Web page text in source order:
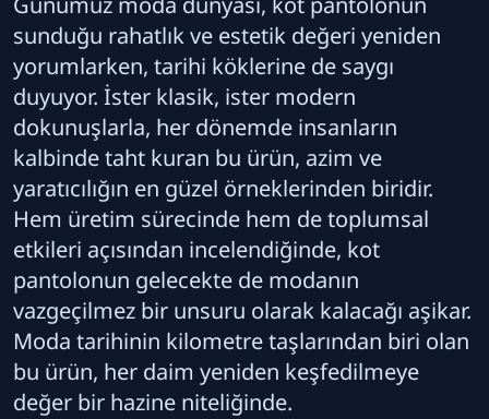
sunduğu rahatlık ve estetik değeri yeniden
yorumlarken, tarihi köklerine de saygı
duyuyor. İster klasik, ister modern
dokunuşlarla, her dönemde insanların
kalbinde taht kuran bu ürün, azim ve
yaratıcılığın en güzel örneklerinden biridir.
Hem üretim sürecinde hem de toplumsal
etkileri açısından incelendiğinde, kot
pantolonun gelecekte de modanın
vazgeçilmez bir unsuru olarak kalacağı aşikar.
Moda tarihinin kilometre taşlarından biri olan
bu ürün, her daim yeniden keşfedilmeye
değer bir hazine niteliğinde.